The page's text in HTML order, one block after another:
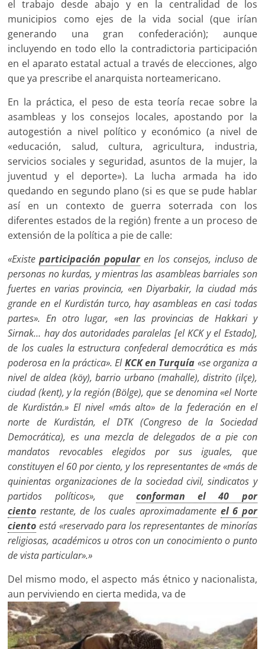
el trabajo desde abajo y en la centralidad de los
municipios como ejes de la vida social (que irían
generando una gran confederación); aunque
incluyendo en todo ello la contradictoria participación
en el aparato estatal actual a través de elecciones, algo
que ya prescribe el anarquista norteamericano.
En la práctica, el peso de esta teoría recae sobre la
asambleas y los consejos locales, apostando por la
autogestión a nivel político y económico (a nivel de
«educación, salud, cultura, agricultura, industria,
servicios sociales y seguridad, asuntos de la mujer, la
juventud y el deporte»). La lucha armada ha ido
quedando en segundo plano (si es que se pude hablar
así en un contexto de guerra soterrada con los
diferentes estados de la región) frente a un proceso de
extensión de la política a pie de calle:
«Existeparticipación popularen los consejos, incluso de
personas no kurdas, y mientras las asambleas barriales son
fuertes en varias provincia, «en Diyarbakir, la ciudad más
grande en el Kurdistán turco, hay asambleas en casi todas
partes». En otro lugar, «en las provincias de Hakkari y
Sirnak… hay dos autoridades paralelas [el KCK y el Estado],
de los cuales la estructura confederal democrática es más
poderosa en la práctica». ElKCK en Turquía «se organiza a
nivel de aldea (köy), barrio urbano (mahalle), distrito (ilçe),
ciudad (kent), y la región (Bölge), que se denomina «el Norte
de Kurdistán.» El nivel «más alto» de la federación en el
norte de Kurdistán, el DTK (Congreso de la Sociedad
Democrática), es una mezcla de delegados de a pie con
mandatos revocables elegidos por sus iguales, que
constituyen el 60 por ciento, y los representantes de «más de
quinientas organizaciones de la sociedad civil, sindicatos y
partidos políticos», que conforman el 40 por
ciento restante, de los cuales aproximadamente el 6 por
ciento está «reservado para los representantes de minorías
religiosas, académicos u otros con un conocimiento o punto
de vista particular».»
Del mismo modo, el aspecto más étnico y nacionalista,
aun perviviendo en cierta medida, va de